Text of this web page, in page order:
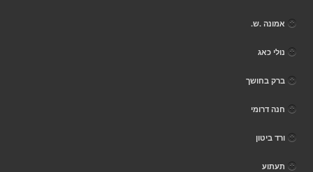
אמונה .ש.
נולי כאג
ברק בחושך
חנה דרומי
ורד ביטון
תעתוע